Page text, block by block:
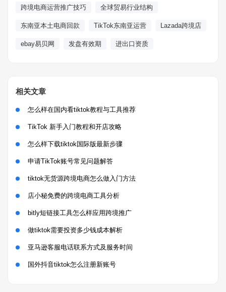
跨境电商运营推广技巧 全球贸易行业结构
东南亚本土电商回款 TikTok东南亚运营 Lazada跨境店
ebay易贝网 发盘有效期 进出口资质
相关文章
怎么样在国内看tiktok教程与工具推荐
TikTok 新手入门教程和开店攻略
怎么样下载tiktok国际版最新步骤
申请TikTok账号常见问题解答
tiktok无货源跨境电商怎么做入门方法
店小秘免费的跨境电商工具分析
bitly短链接工具怎么样应用跨境推广
做tiktok需要投资多少钱成本解析
亚马逊客服电话联系方式及服务时间
国外抖音tiktok怎么注册新账号